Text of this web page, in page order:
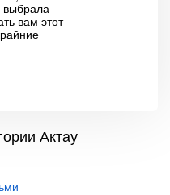
выбрала
вам этот
Актау